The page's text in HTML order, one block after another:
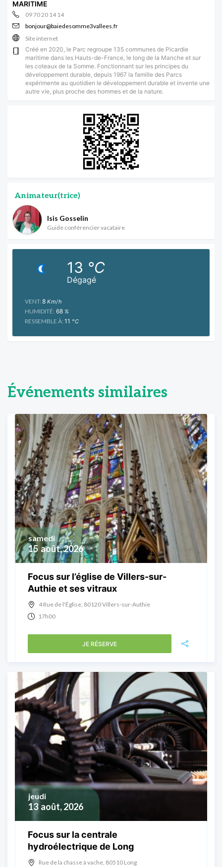
MARITIME
09 70 20 14 14
bonjour@baiedesomme3vallees.fr
Site internet
Créé en 2020, le Parc regroupe 135 communes de Picardie
maritime dans les Hauts-de-France, le long de la Manche et sur
les coteaux de la Somme. Fonctionnant sur les principes du
développement durable, depuis 1967 la famille des Parcs
expérimente au quotidien le développement durable et invente une
autre vie, plus proche des hommes et de la nature.
Animateur(trice)
Isis Gosselin
Guide conférencier vacataire
Dégagé
13 °C
VENT: 8 Km/h
HUMIDITÉ: 68 %
RESSEMBLE À: 11 °C
Événements similaires
15 août, 2026
samedi
Focus sur l’église de Villers-sur-
Authie et ses vitraux
4 Rue de l'Église, 80120 Villers-sur-Authie
17h00
JE RÉSERVE
13 août, 2026
jeudi
Focus sur la centrale
hydroélectrique de Long
Rue de la chasse à vache, 80510 Long